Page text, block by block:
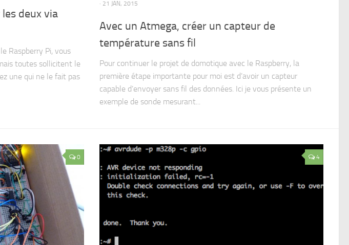
deux via
Raspberry Pi, vous
toutes sollicitent le
une qui ne le fait pas
· 21 JAN, 2015
Avec un Atmega, créer un capteur de
température sans fil
Pour continuer le projet de domotique avec le Raspberry, la
première étape importante pour moi est d’avoir un capteur
capable d’envoyer sans fil des données. Ici je vous présente un
exemple de sonde mesurant...
0 4